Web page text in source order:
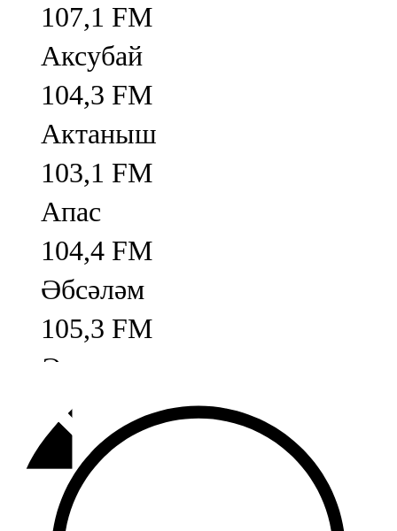
107,1 FM
Аксубай
104,3 FM
Актаныш
103,1 FM
Апас
104,4 FM
Әбсәләм
105,3 FM
Әлмәт
92,9 FM
Базарлы матак
107,1 FM
Балык бистәсе